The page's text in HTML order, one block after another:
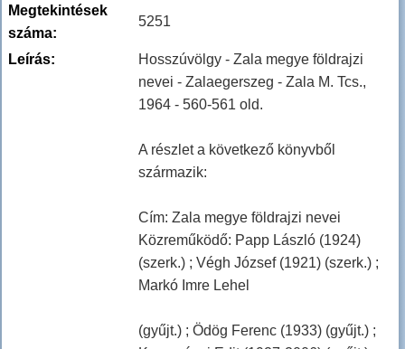
Megtekintések
száma:
5251
Leírás:
Hosszúvölgy - Zala megye földrajzi
nevei - Zalaegerszeg - Zala M. Tcs.,
1964 - 560-561 old.
A részlet a következő könyvből
származik:
Cím: Zala megye földrajzi nevei
Közreműködő: Papp László (1924)
(szerk.) ; Végh József (1921) (szerk.) ;
Markó Imre Lehel
(gyűjt.) ; Ödög Ferenc (1933) (gyűjt.) ;